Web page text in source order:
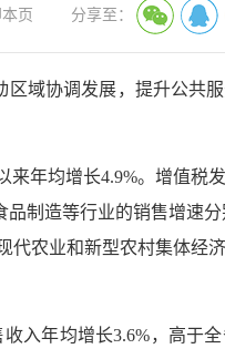
页 分享至：
域协调发展，提升公共
来年均增长4.9%。增值税
制造等行业的销售增速
代农业和新型农村集体经
入年均增长3.6%，高于全